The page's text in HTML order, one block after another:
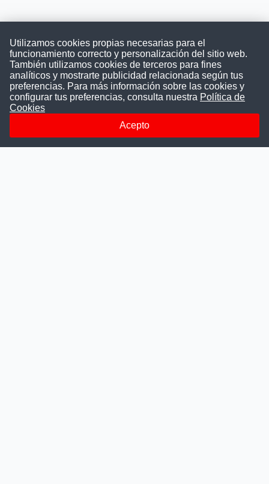
Convocatoriasdetrabajo.com
ConvocatoriasDeTrabajo.com es una plataforma informativa
la difusión y transparencia de los concursos públicos, además
ayudamos a las instituciones a encontrar a los mejores
talentos. A nuestros usuarios le brindamos en un solo lugar
Utilizamos cookies propias necesarias para el
funcionamiento correcto y personalización del sitio web.
También utilizamos cookies de terceros para fines
analíticos y mostrarte publicidad relacionada según tus
preferencias. Para más información sobre las cookies y
configurar tus preferencias, consulta nuestra Política de
Cookies
Acepto